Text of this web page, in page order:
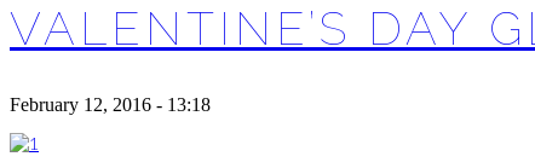
VALENTINE’S DAY
February 12, 2016 - 13:18